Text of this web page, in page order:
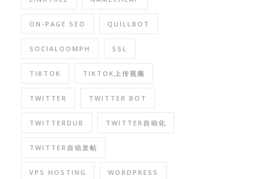
ON-PAGE SEO QUILLBOT
SOCIALOOMPH SSL
TIKTOK TIKTOK上传视频
TWITTER TWITTER BOT
TWITTERDUB TWITTER自动化
TWITTER自动发帖
VPS HOSTING WORDPRESS